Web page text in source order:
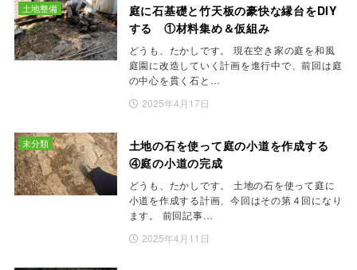
庭に石基礎と竹天板の豪快な縁台をDIY
する ①材料集め＆仮組み
どうも、たかしです。 現在空き家の庭を和風
庭園に改造していく計画を進行中で、前回は庭
の中心を貫く石と…
2025年4月17日
土地整備
土地の石を使って庭の小道を作成する
④庭の小道の完成
どうも、たかしです。 土地の石を使って庭に
小道を作成する計画、今回はその第４回になり
ます。 前回記事…
2025年4月11日
未分類